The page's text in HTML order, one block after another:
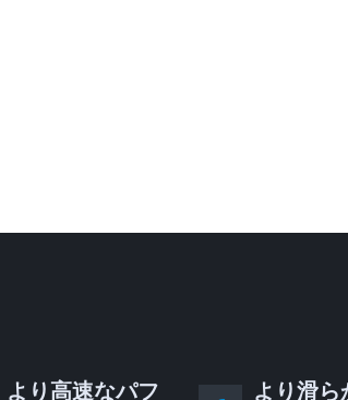
り高速なパフ
より滑